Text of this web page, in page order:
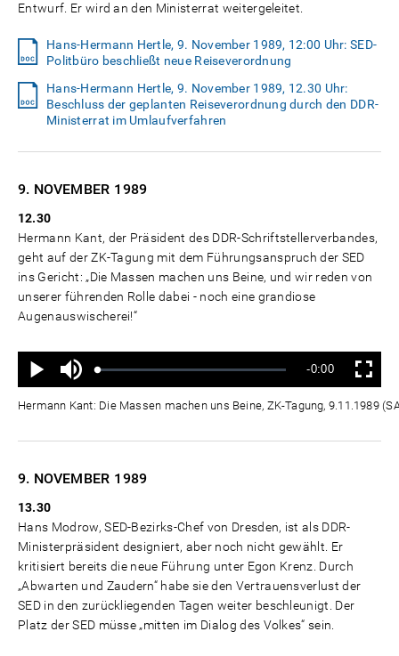
Entwurf. Er wird an den Ministerrat weitergeleitet.
Hans-Hermann Hertle, 9. November 1989, 12:00 Uhr: SED-
Politbüro beschließt neue Reiseverordnung
Hans-Hermann Hertle, 9. November 1989, 12.30 Uhr:
Beschluss der geplanten Reiseverordnung durch den DDR-
Ministerrat im Umlaufverfahren
9. NOVEMBER 1989
12.30
Hermann Kant, der Präsident des DDR-Schriftstellerverbandes,
geht auf der ZK-Tagung mit dem Führungsanspruch der SED
ins Gericht: „Die Massen machen uns Beine, und wir reden von
unserer führenden Rolle dabei - noch eine grandiose
Augenauswischerei!“
Wiedergabe
Ton
aus
Geladen:
Status:
Verbleibende
Zeit
-0:00 Vollbild
Hermann Kant: Die Massen machen uns Beine, ZK-Tagung, 9.11.1989
9. NOVEMBER 1989
13.30
Hans Modrow, SED-Bezirks-Chef von Dresden, ist als DDR-
Ministerpräsident designiert, aber noch nicht gewählt. Er
kritisiert bereits die neue Führung unter Egon Krenz. Durch
„Abwarten und Zaudern“ habe sie den Vertrauensverlust der
SED in den zurückliegenden Tagen weiter beschleunigt. Der
Platz der SED müsse „mitten im Dialog des Volkes“ sein.